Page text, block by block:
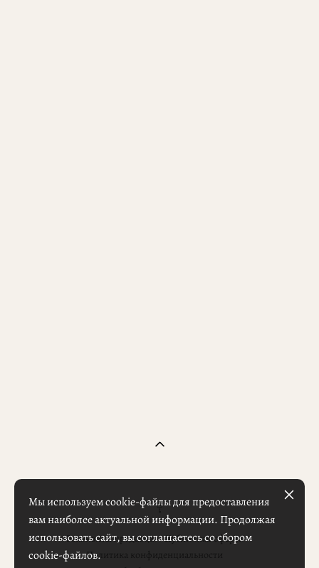
Реквизиты продавца
Публичная оферта
Политика конфиденциальности
Мы используем cookie-файлы для предоставления
вам наиболее актуальной информации. Продолжая
использовать сайт, вы соглашаетесь со сбором
cookie-файлов.